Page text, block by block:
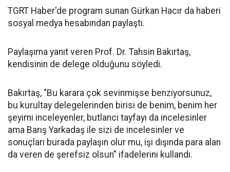
TGRT Haber'de program sunan Gürkan Hacır da haberi
sosyal medya hesabından paylaştı.
Paylaşıma yanıt veren Prof. Dr. Tahsin Bakırtaş,
kendisinin de delege olduğunu söyledi.
Bakırtaş, "Bu karara çok sevinmişse benziyorsunuz,
bu kurultay delegelerinden birisi de benim, benim her
şeyimi inceleyenler, butlancı tayfayı da incelesinler
ama Barış Yarkadaş ile sizi de incelesinler ve
sonuçları burada paylaşın olur mu, işi dışında para alan
da veren de şerefsiz olsun" ifadelerini kullandı.